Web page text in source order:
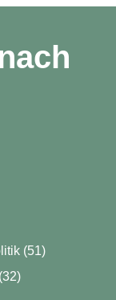
(51)
(32)